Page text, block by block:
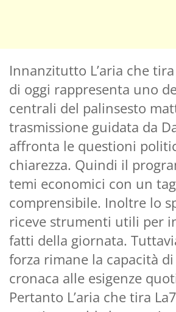
Innanzitutto L’aria che
di oggi rappresenta uno
centrali del palinsesto
trasmissione guidata da
affronta le questioni
chiarezza. Quindi il
temi economici con un
comprensibile. Inoltre lo
riceve strumenti utili per
fatti della giornata.
forza rimane la capacità
cronaca alle esigenze
Pertanto L’aria che tira